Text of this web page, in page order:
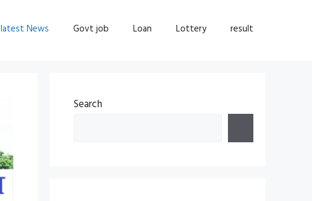
latest News Govt job Loan Lottery result
Search